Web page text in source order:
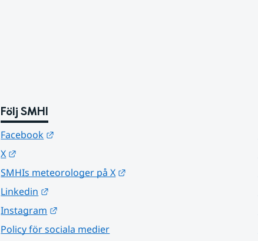
Följ SMHI
Facebook
X
SMHIs meteorologer på X
Linkedin
Instagram
Policy för sociala medier